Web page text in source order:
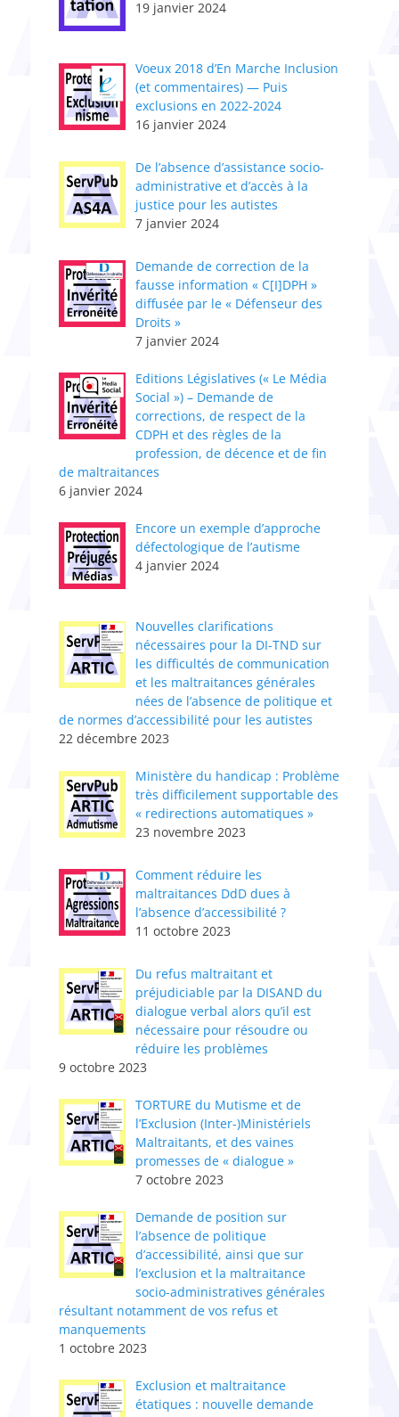
19 janvier 2024
Voeux 2018 d’En Marche Inclusion
(et commentaires) — Puis
exclusions en 2022-2024
16 janvier 2024
De l’absence d’assistance socio-
administrative et d’accès à la
justice pour les autistes
7 janvier 2024
Demande de correction de la
fausse information « C[I]DPH »
diffusée par le « Défenseur des
Droits »
7 janvier 2024
Editions Législatives (« Le Média
Social ») – Demande de
corrections, de respect de la
CDPH et des règles de la
profession, de décence et de fin
de maltraitances
6 janvier 2024
Encore un exemple d’approche
défectologique de l’autisme
4 janvier 2024
Nouvelles clarifications
nécessaires pour la DI-TND sur
les difficultés de communication
et les maltraitances générales
nées de l’absence de politique et
de normes d’accessibilité pour les autistes
22 décembre 2023
Ministère du handicap : Problème
très difficilement supportable des
« redirections automatiques »
23 novembre 2023
Comment réduire les
maltraitances DdD dues à
l’absence d’accessibilité ?
11 octobre 2023
Du refus maltraitant et
préjudiciable par la DISAND du
dialogue verbal alors qu’il est
nécessaire pour résoudre ou
réduire les problèmes
9 octobre 2023
TORTURE du Mutisme et de
l’Exclusion (Inter-)Ministériels
Maltraitants, et des vaines
promesses de « dialogue »
7 octobre 2023
Demande de position sur
l’absence de politique
d’accessibilité, ainsi que sur
l’exclusion et la maltraitance
socio-administratives générales
résultant notamment de vos refus et
manquements
1 octobre 2023
Exclusion et maltraitance
étatiques : nouvelle demande